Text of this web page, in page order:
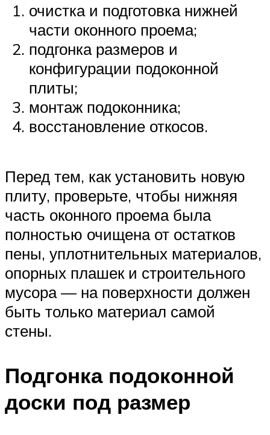
очистка и подготовка нижней
части оконного проема;
подгонка размеров и
конфигурации подоконной
плиты;
монтаж подоконника;
восстановление откосов.
Перед тем, как установить новую
плиту, проверьте, чтобы нижняя
часть оконного проема была
полностью очищена от остатков
пены, уплотнительных материалов,
опорных плашек и строительного
мусора — на поверхности должен
быть только материал самой
стены.
Подгонка подоконной
доски под размер